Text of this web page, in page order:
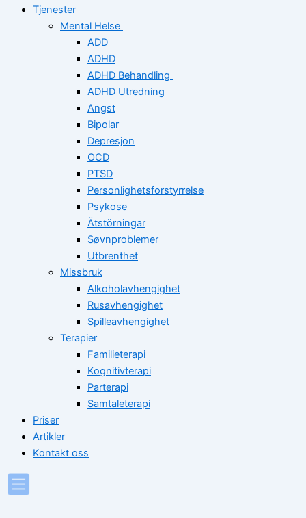
Tjenester
Mental Helse
ADD
ADHD
ADHD Behandling
ADHD Utredning
Angst
Bipolar
Depresjon
OCD
PTSD
Personlighetsforstyrrelse
Psykose
Ätstörningar
Søvnproblemer
Utbrenthet
Missbruk
Alkoholavhengighet
Rusavhengighet
Spilleavhengighet
Terapier
Familieterapi
Kognitivterapi
Parterapi
Samtaleterapi
Priser
Artikler
Kontakt oss